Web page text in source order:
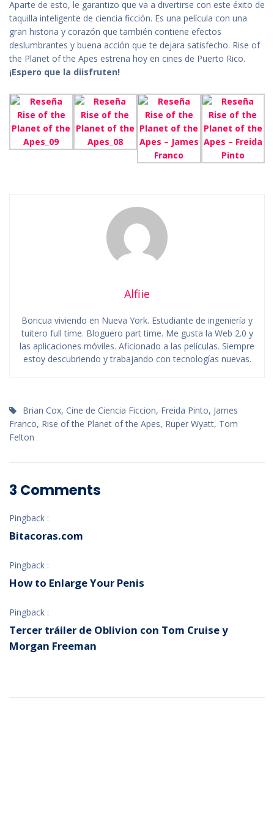
Aparte de esto, le garantizo que va a divertirse con este éxito de
taquilla inteligente de ciencia ficción. Es una película con una
gran historia y corazón que también contiene efectos
deslumbrantes y buena acción que te dejara satisfecho. Rise of
the Planet of the Apes estrena hoy en cines de Puerto Rico.
¡Espero que la diisfruten!
Alfiie
Boricua viviendo en Nueva York. Estudiante de ingeniería y
tuitero full time. Bloguero part time. Me gusta la Web 2.0 y
las aplicaciones móviles. Aficionado a las películas. Siempre
estoy descubriendo y trabajando con tecnologías nuevas.
Brian Cox, Cine de Ciencia Ficcion, Freida Pinto, James
Franco, Rise of the Planet of the Apes, Ruper Wyatt, Tom
Felton
3 Comments
Pingback :
Bitacoras.com
Pingback :
How to Enlarge Your Penis
Pingback :
Tercer tráiler de Oblivion con Tom Cruise y
Morgan Freeman